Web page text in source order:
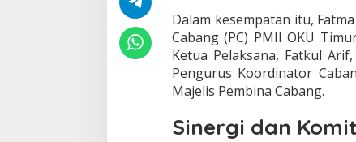
Dalam kesempatan itu,
Cabang (PC) PMII OKU
Ketua Pelaksana, Fatkul
Pengurus Koordinator
Majelis Pembina Cabang.
Sinergi dan